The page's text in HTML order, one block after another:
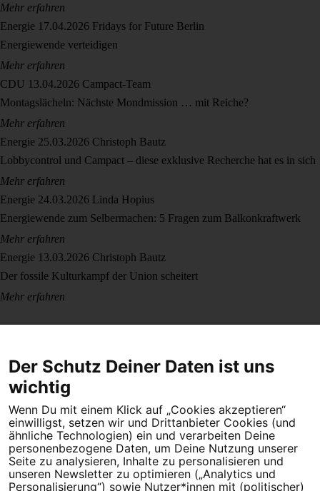
Mehr erfahren
Energie 17.04.2026 Fridays for Future Berlin
Energiewende verteidigen
Mehr erfahren
CDU 13.04.2026 Campact-Team
Montagslächeln: Nächste Mondmission … mit Reiche?
Mehr erfahren
Energie 25.03.2026 Christoph Bautz
Lobbycontrol und Campact – diese exklusive Recherche hat es in sich
Mehr erfahren
Energie 24.03.2026 Linda Hopius
Energiewende zum Selbermachen: 5 Fragen zum Balkonkraftwerk
Mehr erfahren
Energie 13.03.2026 Christoph Bautz
Der fossile Kulturkampf der Union scheitert
Mehr erfahren
Dein Engagement macht den Unterschied. Schließe Dich 4,5
Millionen Menschen an.
Newsletter bestellen
Der Schutz Deiner Daten ist uns
wichtig
Wenn Du mit einem Klick auf „Cookies akzeptieren“
einwilligst, setzen wir und Drittanbieter Cookies (und
ähnliche Technologien) ein und verarbeiten Deine
personenbezogene Daten, um Deine Nutzung unserer
Seite zu analysieren, Inhalte zu personalisieren und
unseren Newsletter zu optimieren („Analytics und
Personalisierung“) sowie Nutzer*innen mit (politischer)